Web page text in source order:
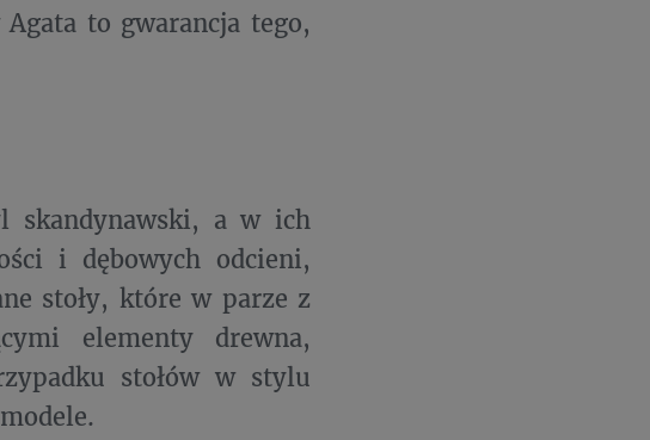
to gwarancja tego,
skandynawski, a w ich
i dębowych odcieni,
stoły, które w parze z
elementy drewna,
stołów w stylu